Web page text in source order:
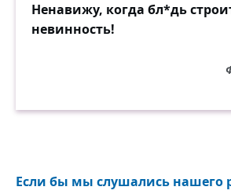
Ненавижу, когда бл*дь
невинность!
Если бы мы слушались нашего